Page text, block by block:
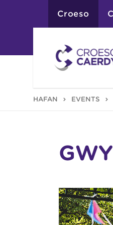
Croeso
HAFAN EVENTS